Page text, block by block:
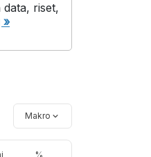
riset,
»
Makro
%